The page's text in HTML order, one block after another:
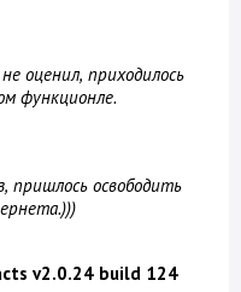
оценил, приходилось
функционле.
пришлось освободить
v2.0.24 build 124